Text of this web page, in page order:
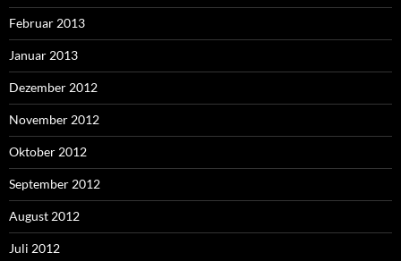
Februar 2013
Januar 2013
Dezember 2012
November 2012
Oktober 2012
September 2012
August 2012
Juli 2012